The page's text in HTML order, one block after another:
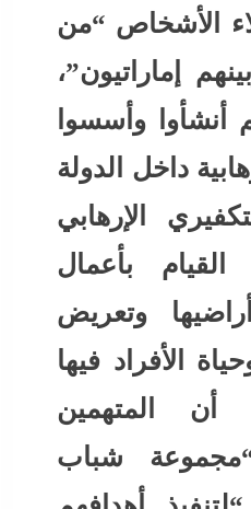
الأشخاص “من
إماراتيون”،
أنشأوا وأسسوا
داخل الدولة
الإرهابي
بأعمال
وتعريض
الأفراد فيها
أن المتهمين
“مجموعة شباب